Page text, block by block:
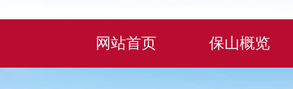
网站首页 保山概览